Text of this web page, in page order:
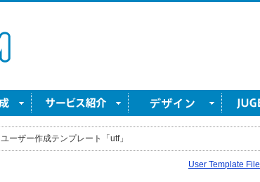
ユーザー作成テンプレート「utf」
User Template